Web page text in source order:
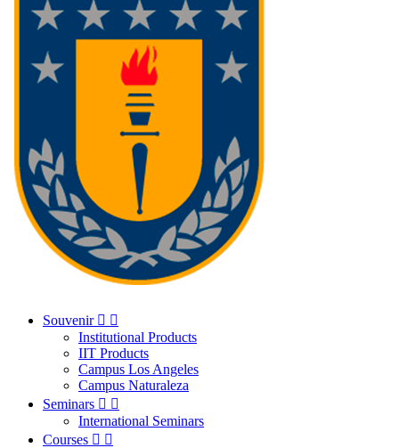
Souvenir  
Institutional Products
IIT Products
Campus Los Angeles
Campus Naturaleza
Seminars  
International Seminars
Courses  